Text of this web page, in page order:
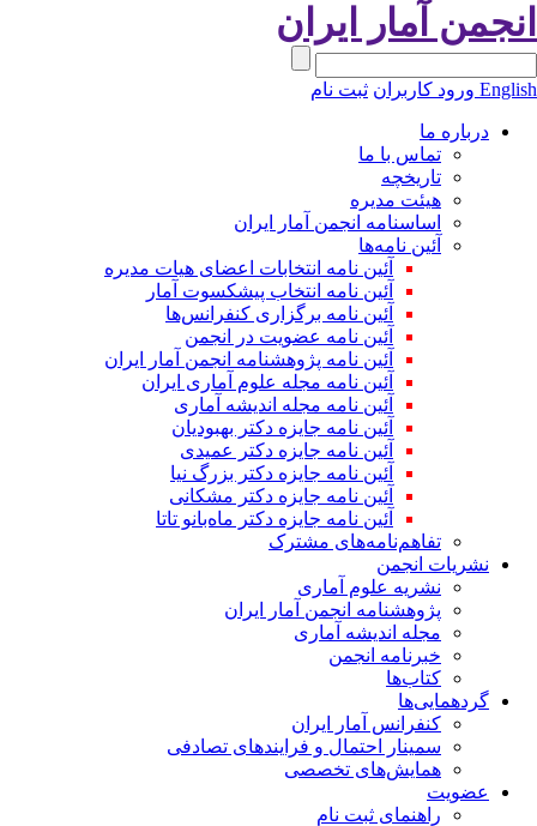
آمار ایران
ورود کاربران ثبت نام
درباره ما
تماس با ما
تاریخچه
هیئت مدیره
اساسنامه انجمن آمار ایران
آئین نامه‌ها
آئین نامه انتخابات اعضای هیات مدیره
آئین نامه انتخاب پیشکسوت آمار
آئین نامه برگزاری کنفرانس‌ها
آئین نامه عضویت در انجمن
آئین نامه پژوهشنامه انجمن آمار ایران
آئین نامه مجله علوم آماری ایران
آئین نامه مجله اندیشه آماری
آئین‌ نامه جایزه دکتر بهبودیان
آئین نامه جایزه دکتر عمیدی
آئین نامه جایزه دکتر بزرگ نیا
آئین نامه جایزه دکتر مشکانی
آئین نامه جایزه دکتر ماه‌بانو تاتا
تفاهم‌نامه‌های مشترک
نشریات انجمن
نشریه علوم آماری
پژوهشنامه انجمن آمار ایران
مجله اندیشه آماری
خبرنامه انجمن
کتاب‌ها
گردهمایی‌ها
کنفرانس آمار ایران
سمینار احتمال و فرایندهای تصادفی
همایش‌های تخصصی
عضویت
راهنمای ثبت نام